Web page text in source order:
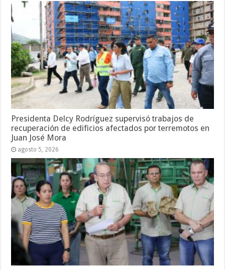
Presidenta Delcy Rodríguez supervisó trabajos de
recuperación de edificios afectados por terremotos en
Juan José Mora
agosto 5, 2026